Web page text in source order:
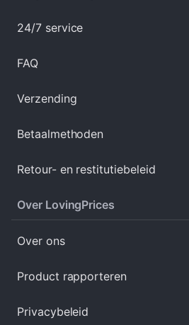
24/7 service
FAQ
Verzending
Betaalmethoden
Retour- en restitutiebeleid
Over LovingPrices
Over ons
Product rapporteren
Privacybeleid